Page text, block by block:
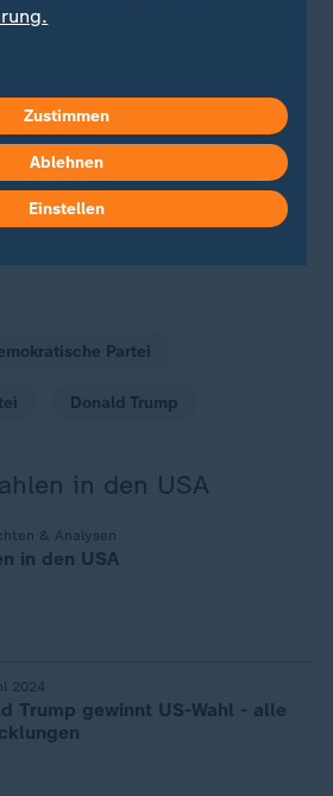
Sturm auf das Kapitol
nach dessen Niederlage bei
2020 warf Fragen zum
Kultur in den USA auf.
Partei
Donald Trump
in den USA
& Analysen
in den USA
2024
Trump gewinnt US-Wahl - alle
Zustimmen
Ablehnen
Einstellen